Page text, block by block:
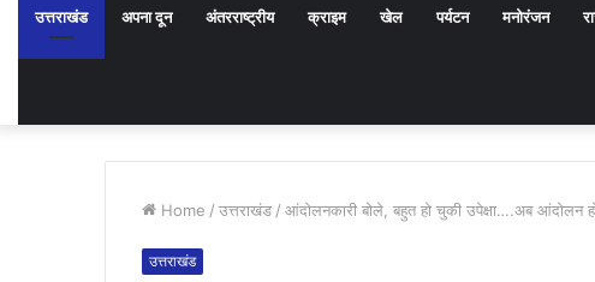
उत्तराखंड अपना दून अंतरराष्ट्रीय क्राइम खेल पर्यटन मनोरंजन
Home / उत्तराखंड / आंदोलनकारी बोले, बहुत हो चुकी उपेक्षा….अब आंदोलन
उत्तराखंड